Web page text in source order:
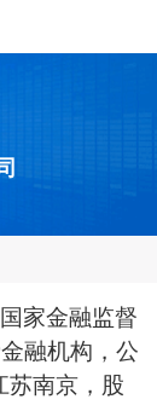
家金融监督
融机构，公
南京， 股